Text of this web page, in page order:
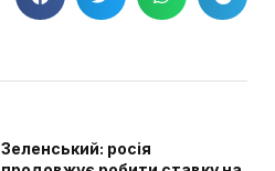
Зеленський: росія